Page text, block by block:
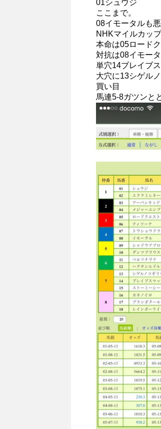
01シュウジ
ここまで。
08イモータルも
NHKマイルカッ
本命は05ロード
対抗は08イモー
単穴14ブレイブ
大穴に13シゲル
買い目
馬連5-8ガツンと